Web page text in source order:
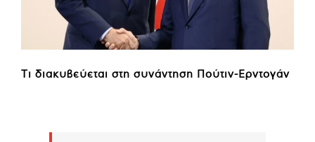
Τι διακυβεύεται στη συνάντηση Πούτιν-Ερντογάν